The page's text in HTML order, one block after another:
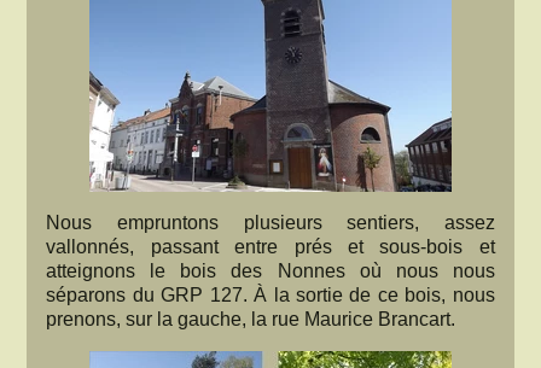
Nous empruntons plusieurs sentiers, assez
vallonnés, passant entre prés et sous-bois et
atteignons le bois des Nonnes où nous nous
séparons du GRP 127. À la sortie de ce bois, nous
prenons, sur la gauche, la rue Maurice Brancart.